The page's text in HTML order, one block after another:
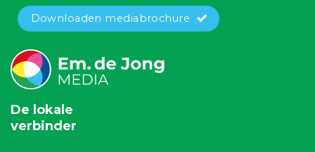
Downloaden mediabrochure
De lokale
verbinder